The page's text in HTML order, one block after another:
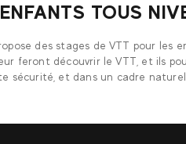
TOUS
des stages de VTT pour les
feront découvrir le VTT, et ils
sécurité, et dans un cadre naturel